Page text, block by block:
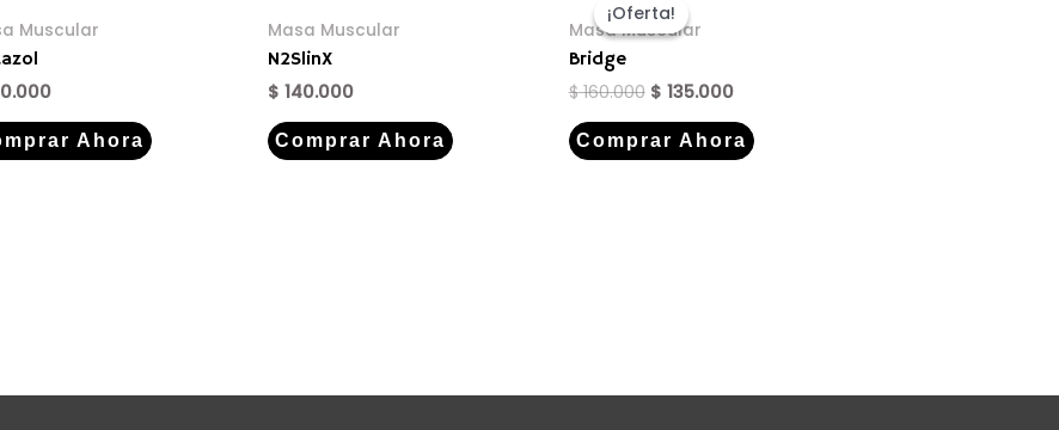
Muscular
Ahora
Masa Muscular
N2SlinX
$ 140.000
Comprar Ahora
¡Oferta!
¡Oferta!
Masa Muscular
Bridge
$160.000 $ 135.000
Comprar Ahora